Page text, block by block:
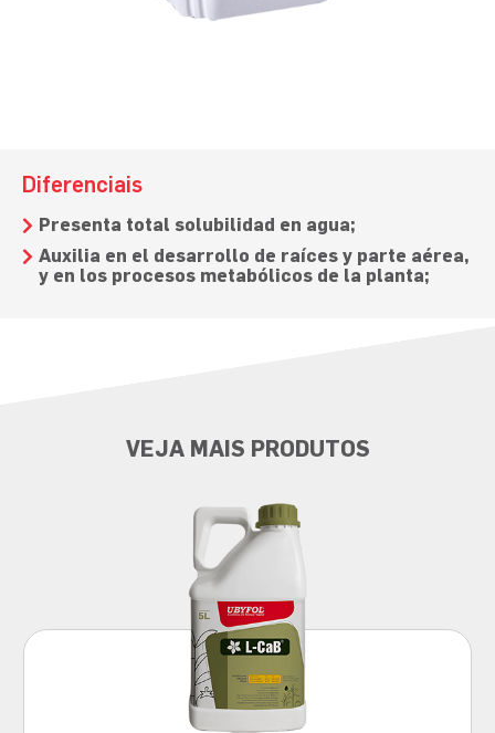
Diferenciais
Presenta total solubilidad en agua;
Auxilia en el desarrollo de raíces y parte aérea,
y en los procesos metabólicos de la planta;
VEJA MAIS PRODUTOS